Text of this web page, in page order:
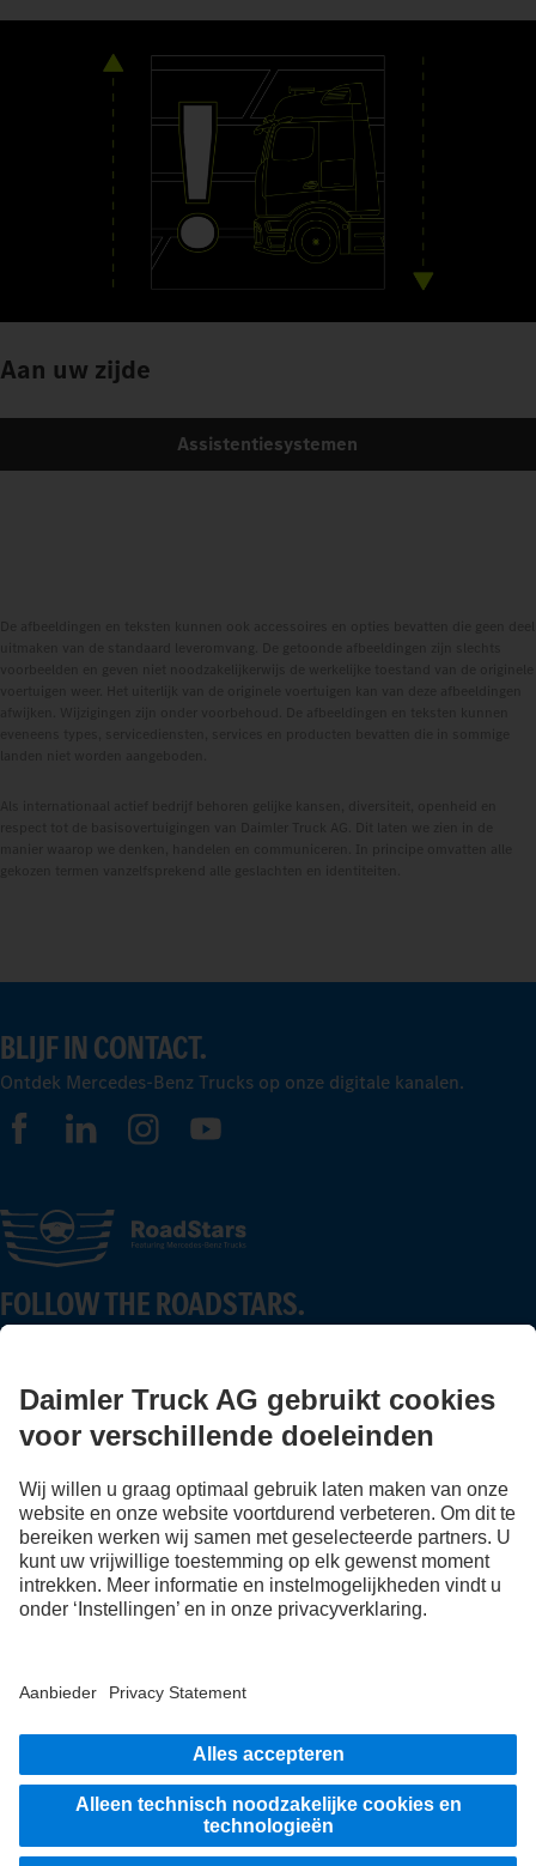
Aan uw zijde
Assistentiesystemen
BLIJF IN CONTACT.
Ontdek Mercedes-Benz Trucks op onze digitale kanalen.
FOLLOW THE ROADSTARS.
Deel nu ervaringen met andere truckers.
Stap in
Aanbieder
Privacy Statement
EU Data Act
Privacy Statement pechhulp
Gegevensbescherming testvoertuigen